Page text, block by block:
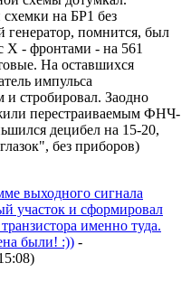
на БР1 без
генератор, помнится, был
Х - фронтами - на 561
На оставшихся
импульса
стробировал. Заодно
перестраиваемым ФНЧ-
децибел на 15-20,
без приборов)
выходного сигнала
участок и сформировал
именно туда.
были! :)) -
)